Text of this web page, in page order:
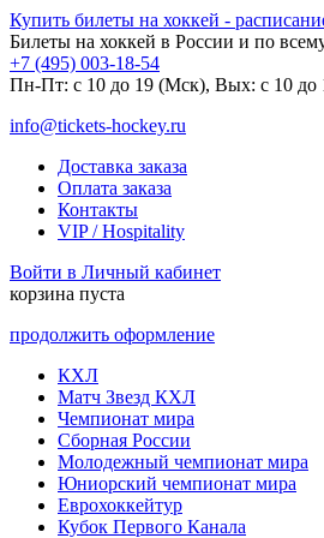
Купить билеты на хоккей -
Билеты на хоккей в России и по
+7 (495) 003-18-54
Пн-Пт: c 10 до 19 (Мск), Вых: с 10 до
info@tickets-hockey.ru
Доставка заказа
Оплата заказа
Контакты
VIP / Hospitality
Войти в Личный кабинет
корзина пуста
продолжить оформление
КХЛ
Матч Звезд КХЛ
Чемпионат мира
Сборная России
Молодежный чемпионат мира
Юниорский чемпионат мира
Еврохоккейтур
Кубок Первого Канала